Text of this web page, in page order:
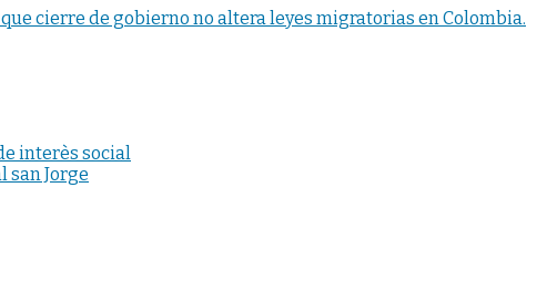
cierre de gobierno no altera leyes migratorias en Colombia.
interès social
san Jorge